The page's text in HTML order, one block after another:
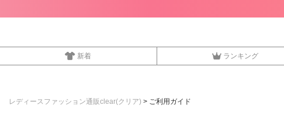
新着 ランキング
レディースファッション通販clear(クリア) ご利用ガイド